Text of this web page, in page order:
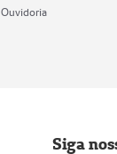
Ouvidoria
Siga